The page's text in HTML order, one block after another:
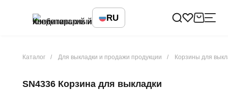
RU
Каталог Для выкладки и продажи продукции Корзины для
SN4336 Корзина для выкладки